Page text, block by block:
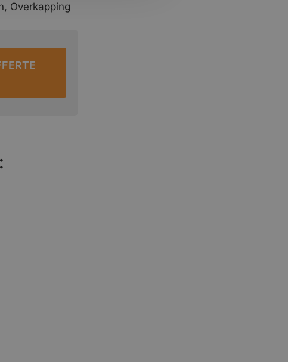
Overkapping